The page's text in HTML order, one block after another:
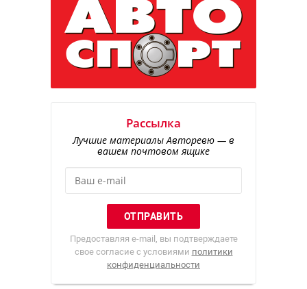
Рассылка
Лучшие материалы Авторевю — в
вашем почтовом ящике
Предоставляя e-mail, вы подтверждаете
свое согласие с условиями политики
конфиденциальности